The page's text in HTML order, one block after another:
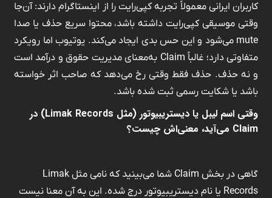
کاربران ایرانی معمولاً تجربه کپی‌رایت را از اینستاگرام دارند: آن‌جا
وقتی موسیقی کپی‌رایت داشته باشد، محتوا سریع حذف یا صدا
mute می‌شود و این حس بدی ایجاد می‌کند. یوتیوب اما رویکرد
متفاوتی دارد؛ غالباً Claim به‌معنای مدیریت حقوق و درآمد است
و نه حذف. حذف فقط وقتی رخ می‌دهد که صاحب اثر خواسته
باشد یا شکایت رسمی ثبت شده باشد.
وقتی اسم لیبل یا دیستریبیوتور (مثل Limak Records) در
Claim می‌آید، معنی‌اش چیست؟
گاهی در بخش Claim شما می‌بینید که نامی مثل Limak
Records یا نام دیستریبیوتور درج شده. این به آن معنا نیست